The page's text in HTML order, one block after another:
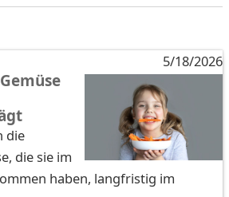
5/18/2026
die
die sie im
haben, langfristig im